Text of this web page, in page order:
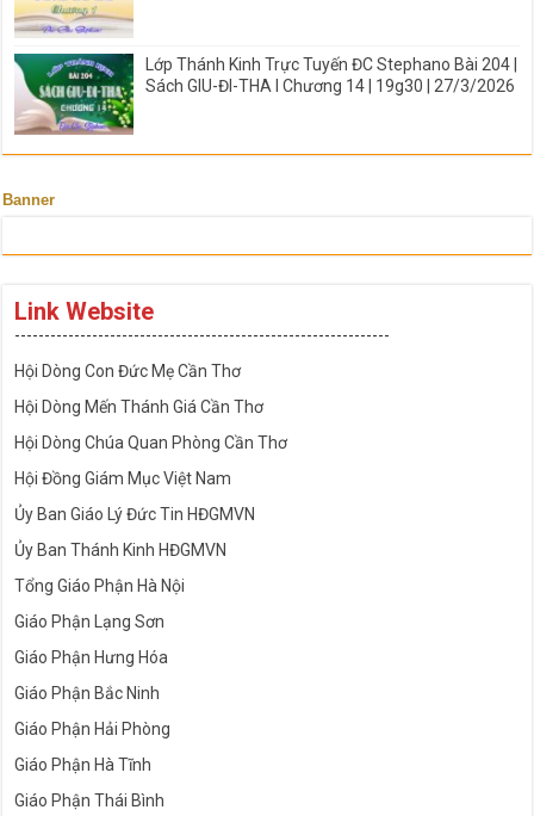
Lớp Thánh Kinh Trực Tuyến ĐC Stephano Bài 204 |
Sách GIU-ĐI-THA I Chương 14 | 19g30 | 27/3/2026
Banner
Link Website
---------------------------------------------------------------
Hội Dòng Con Đức Mẹ Cần Thơ
Hội Dòng Mến Thánh Giá Cần Thơ
Hội Dòng Chúa Quan Phòng Cần Thơ
Hội Đồng Giám Mục Việt Nam
Ủy Ban Giáo Lý Đức Tin HĐGMVN
Ủy Ban Thánh Kinh HĐGMVN
Tổng Giáo Phận Hà Nội
Giáo Phận Lạng Sơn
Giáo Phận Hưng Hóa
Giáo Phận Bắc Ninh
Giáo Phận Hải Phòng
Giáo Phận Hà Tĩnh
Giáo Phận Thái Bình